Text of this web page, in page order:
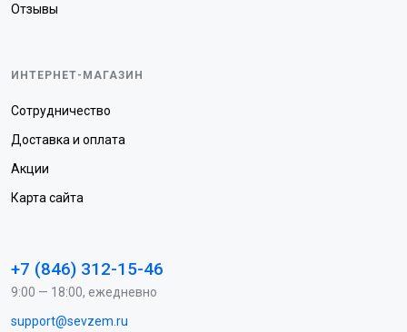
Отзывы
ИНТЕРНЕТ-МАГАЗИН
Сотрудничество
Доставка и оплата
Акции
Карта сайта
+7 (846) 312-15-46
9:00 — 18:00, ежедневно
support@sevzem.ru